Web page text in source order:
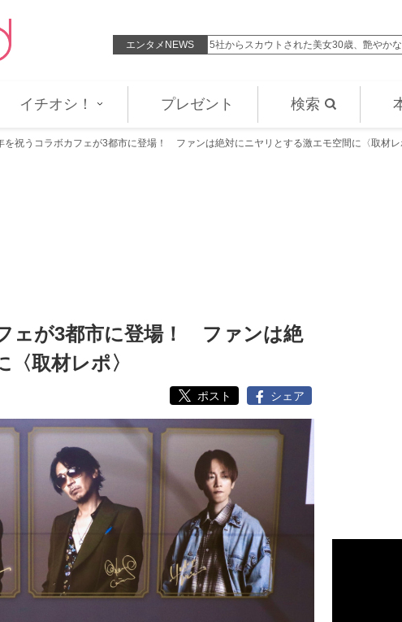
エンタメNEWS
浴衣姿に反響「可愛過… 31歳こどおじ・18歳底辺YouTuberらの根
イチオシ！ プレゼント 検索
を祝うコラボカフェが3都市に登場！ ファンは絶対にニヤリとする激エモ空間に〈取材レ
ェが3都市に登場！ ファンは絶
取材レポ〉
ポスト シェア